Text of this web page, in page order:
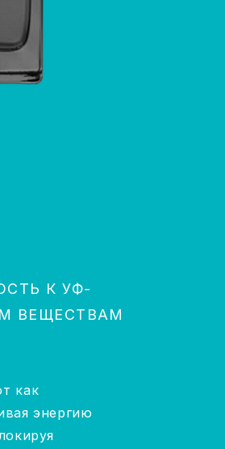
К УФ-
ВЕЩЕСТВАМ
как
энергию